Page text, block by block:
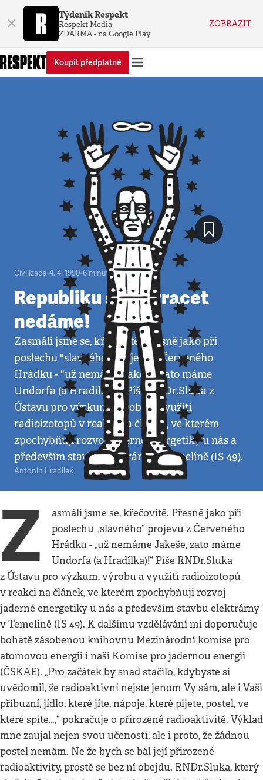
× Týdeník Respekt
Respekt Media
ZDARMA - na Google Play
ZOBRAZIT
Koupit předplatné
Civilizace•4. 4. 1990•6 minut
Republiku si rozvracet
nedáme!
Zasmáli jsme se, křečovitě. Přesně jako při
poslechu "slavného" projevu z Červeného
Hrádku - "už nemáme Jakeše, zato máme
Undorfa (a Hradílka)!" Píše RNDr.Sluka z
Ústavu pro výzkum, výrobu a využití
radioizotopů v reakci na článek, ve kterém
zpochybňuji rozvoj jaderné energetiky u nás a
především stavbu elektrárny v Temelíně (IS 49).
Antonín Hradilek
Z
asmáli jsme se, křečovitě. Přesně jako při
poslechu „slavného“ projevu z Červeného
Hrádku - „už nemáme Jakeše, zato máme
Undorfa (a Hradílka)!“ Píše RNDr.Sluka
z Ústavu pro výzkum, výrobu a využití radioizotopů
v reakci na článek, ve kterém zpochybňuji rozvoj
jaderné energetiky u nás a především stavbu elektrárny
v Temelíně (IS 49). K dalšímu vzdělávání mi doporučuje
bohatě zásobenou knihovnu Mezinárodní komise pro
atomovou energii i naší Komise pro jadernou energii
(ČSKAE). „Pro začátek by snad stačilo, kdybyste si
uvědomil, že radioaktivní nejste jenom Vy sám, ale i Vaši
příbuzní, jídlo, které jíte, nápoje, které pijete, postel, ve
které spíte…,“ pokračuje o přirozené radioaktivitě. Výklad
mne zaujal nejen svou učeností, ale i proto, že žádnou
postel nemám. Ne že bych se bál její přirozené
radioaktivity, prostě se bez ní obejdu. RNDr.Sluka, který